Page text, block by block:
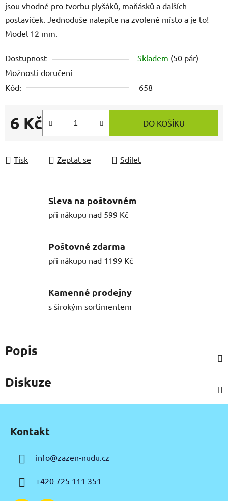
jsou vhodné pro tvorbu plyšáků, maňásků a dalších
postaviček. Jednoduše nalepíte na zvolené místo a je to!
Model 12 mm.
Dostupnost Skladem (50 pár)
Možnosti doručení
Kód:
658
6 Kč
Měrná cena:
DO KOŠÍKU
Tisk Zeptat se Sdílet
Sleva na poštovném
při nákupu nad 599 Kč
Poštovné zdarma
při nákupu nad 1199 Kč
Kamenné prodejny
s širokým sortimentem
Popis
Diskuze
Kontakt
info@zazen-nudu.cz
+420 725 111 351